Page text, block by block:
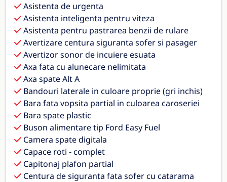
Asistenta de urgenta
Asistenta inteligenta pentru viteza
Asistenta pentru pastrarea benzii de rulare
Avertizare centura siguranta sofer si pasager
Avertizor sonor de incuiere esuata
Axa fata cu alunecare nelimitata
Axa spate Alt A
Bandouri laterale in culoare proprie (gri inchis)
Bara fata vopsita partial in culoarea caroseriei
Bara spate plastic
Buson alimentare tip Ford Easy Fuel
Camera spate digitala
Capace roti - complet
Capitonaj plafon partial
Centura de siguranta fata sofer cu catarama